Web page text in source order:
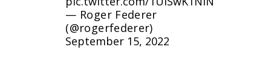
— Roger Federer
(@rogerfederer)
September 15, 2022